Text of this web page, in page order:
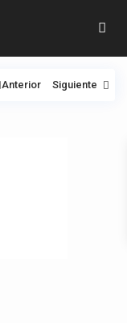
Anterior Siguiente